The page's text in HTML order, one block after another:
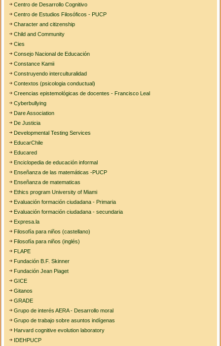
Centro de Desarrollo Cognitivo
Centro de Estudios Filosóficos - PUCP
Character and citizenship
Child and Community
Cies
Consejo Nacional de Educación
Constance Kamii
Construyendo interculturalidad
Contextos (psicologia conductual)
Creencias epistemológicas de docentes - Francisco Leal
Cyberbullying
Dare Association
De Justicia
Developmental Testing Services
EducarChile
Educared
Enciclopedia de educación informal
Enseñanza de las matemáticas -PUCP
Enseñanza de matematicas
Ethics program University of Miami
Evaluación formación ciudadana - Primaria
Evaluación formación ciudadana - secundaria
Expresa.la
Filosofía para niños (castellano)
Filosofía para niños (inglés)
FLAPE
Fundación B.F. Skinner
Fundación Jean Piaget
GICE
Gitanos
GRADE
Grupo de interés AERA - Desarrollo moral
Grupo de trabajo sobre asuntos indígenas
Harvard cognitive evolution laboratory
IDEHPUCP